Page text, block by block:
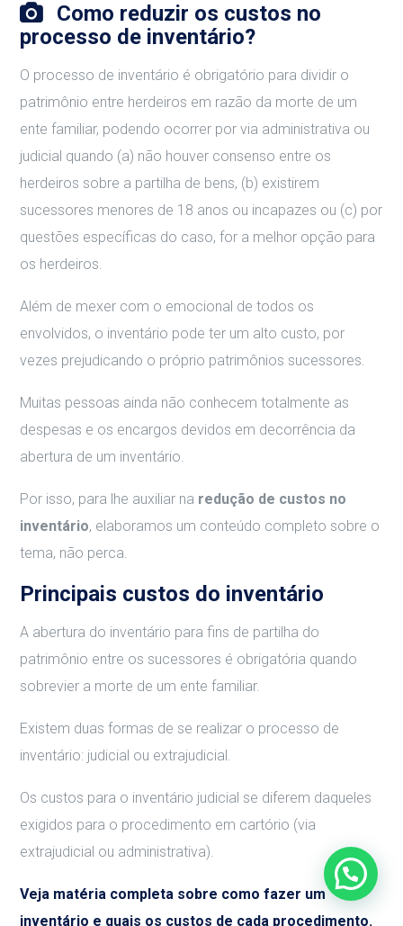
Como reduzir os custos no
processo de inventário?
O processo de inventário é obrigatório para dividir o
patrimônio entre herdeiros em razão da morte de um
ente familiar, podendo ocorrer por via administrativa ou
judicial quando (a) não houver consenso entre os
herdeiros sobre a partilha de bens, (b) existirem
sucessores menores de 18 anos ou incapazes ou (c) por
questões específicas do caso, for a melhor opção para
os herdeiros.
Além de mexer com o emocional de todos os
envolvidos, o inventário pode ter um alto custo, por
vezes prejudicando o próprio patrimônios sucessores.
Muitas pessoas ainda não conhecem totalmente as
despesas e os encargos devidos em decorrência da
abertura de um inventário.
Por isso, para lhe auxiliar na redução de custos no
inventário, elaboramos um conteúdo completo sobre o
tema, não perca.
Principais custos do inventário
A abertura do inventário para fins de partilha do
patrimônio entre os sucessores é obrigatória quando
sobrevier a morte de um ente familiar.
Existem duas formas de se realizar o processo de
inventário: judicial ou extrajudicial.
Os custos para o inventário judicial se diferem daqueles
exigidos para o procedimento em cartório (via
extrajudicial ou administrativa).
Veja matéria completa sobre como fazer um
inventário e quais os custos de cada procedimento.